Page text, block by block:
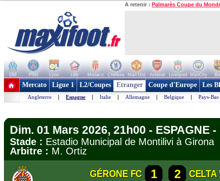
A retenir : Palmarès Coupe du
OM PSG Lyon Lille Monaco Chelsea Man Utd Arsenal Liverpool ManCity
+ de clubs
Mercato Ligue 1 L2/Coupes Etranger Coupe d'Europe Les
Angleterre | Espagne | Italie | Allemagne | Belgique | Pays-Bas
Dim. 01 Mars 2026, 21h00 - ESPAGNE
Stade : Estadio Municipal de Montilivi à
Arbitre : M. Ortiz
GÉRONE FC 1 2
CELTA